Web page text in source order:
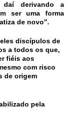
derivando a
ser uma forma
de novo”.
discípulos de
a todos os que,
fiéis aos
com risco
de origem
pela